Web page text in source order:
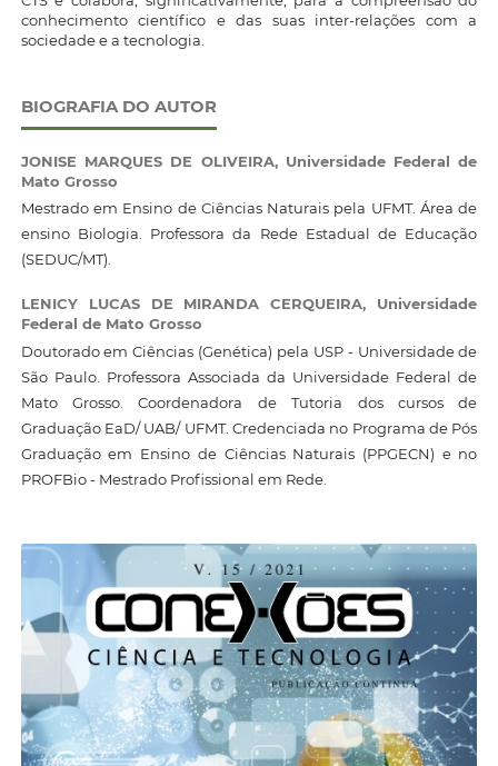
conhecimento científico e das suas inter-relações com a
sociedade e a tecnologia.
BIOGRAFIA DO AUTOR
JONISE MARQUES DE OLIVEIRA, Universidade Federal de
Mato Grosso
Mestrado em Ensino de Ciências Naturais pela UFMT. Área de
ensino Biologia. Professora da Rede Estadual de Educação
(SEDUC/MT).
LENICY LUCAS DE MIRANDA CERQUEIRA, Universidade
Federal de Mato Grosso
Doutorado em Ciências (Genética) pela USP - Universidade de
São Paulo. Professora Associada da Universidade Federal de
Mato Grosso. Coordenadora de Tutoria dos cursos de
Graduação EaD/ UAB/ UFMT. Credenciada no Programa de Pós
Graduação em Ensino de Ciências Naturais (PPGECN) e no
PROFBio - Mestrado Profissional em Rede.